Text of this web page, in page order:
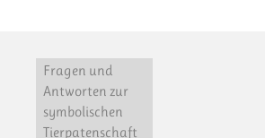
Fragen und
Antworten zur
symbolischen
Tierpatenschaft